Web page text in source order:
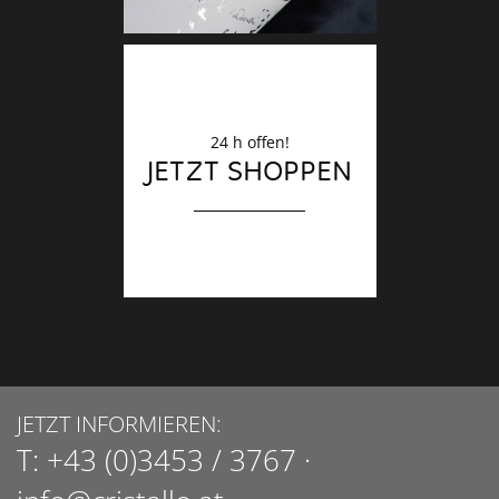
24 h offen!
JETZT SHOPPEN
JETZT INFORMIEREN:
T: +43 (0)3453 / 3767 ·